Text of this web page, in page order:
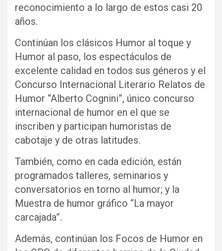
reconocimiento a lo largo de estos casi 20
años.
Continúan los clásicos Humor al toque y
Humor al paso, los espectáculos de
excelente calidad en todos sus géneros y el
Concurso Internacional Literario Relatos de
Humor “Alberto Cognini”, único concurso
internacional de humor en el que se
inscriben y participan humoristas de
cabotaje y de otras latitudes.
También, como en cada edición, están
programados talleres, seminarios y
conversatorios en torno al humor; y la
Muestra de humor gráfico “La mayor
carcajada”.
Además, continúan los Focos de Humor en